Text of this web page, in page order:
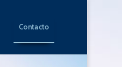
Contacto